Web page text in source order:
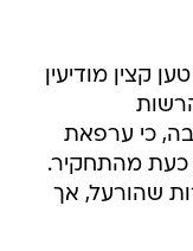
קצין מודיעין
בה, כי ערפאת
כעת מהתחקיר.
שהורעל, אך